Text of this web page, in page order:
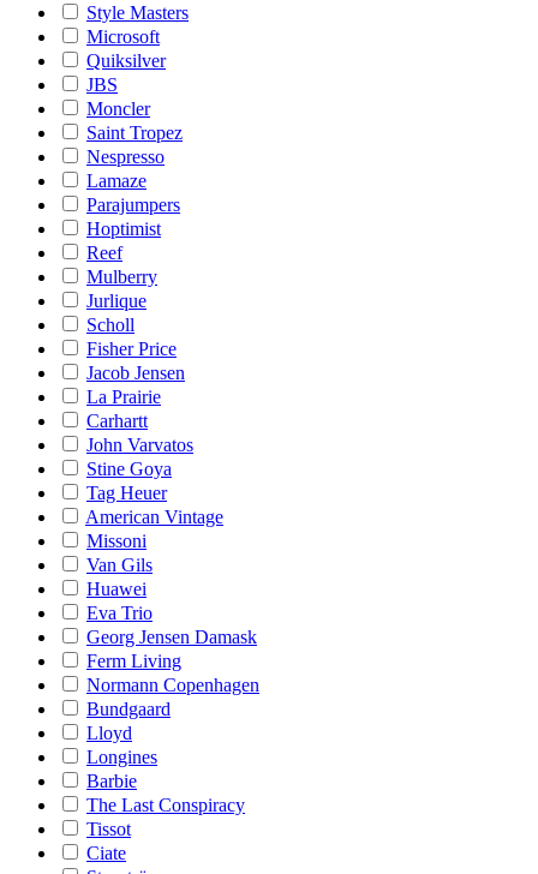
Style Masters
Microsoft
Quiksilver
JBS
Moncler
Saint Tropez
Nespresso
Lamaze
Parajumpers
Hoptimist
Reef
Mulberry
Jurlique
Scholl
Fisher Price
Jacob Jensen
La Prairie
Carhartt
John Varvatos
Stine Goya
Tag Heuer
American Vintage
Missoni
Van Gils
Huawei
Eva Trio
Georg Jensen Damask
Ferm Living
Normann Copenhagen
Bundgaard
Lloyd
Longines
Barbie
The Last Conspiracy
Tissot
Ciate